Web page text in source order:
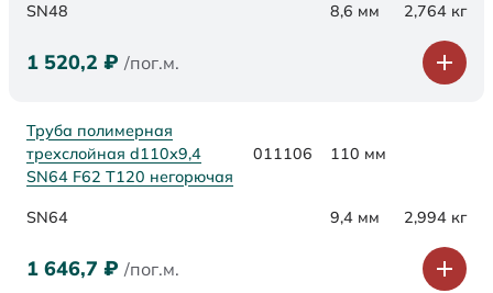
SN48 8,6 мм 2,764 кг
1 520,2 ₽ /пог.м.
Труба полимерная
трехслойная d110х9,4
SN64 F62 Т120 негорючая
011106 110 мм
SN64 9,4 мм 2,994 кг
1 646,7 ₽ /пог.м.